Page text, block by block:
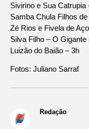
Sivirino e Sua Catrupia
Samba Chula Filhos
Zé Rios e Fivela de
Silva Filho – O
Luizão do Baião – 3h
Fotos: Juliano Sarraf
Redação